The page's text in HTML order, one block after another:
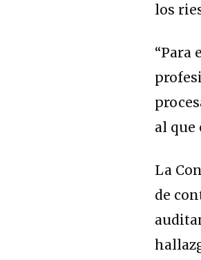
los
“Para
al que
La
de